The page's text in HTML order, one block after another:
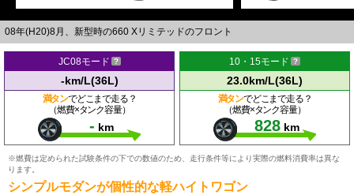
08年(H20)8月、新型時の660 Xリミテッドのフロント
JC08モード
-km/L(36L)
満タンでどこまで走る？
（燃費×タンク容量）
- km
10・15モード
23.0km/L(36L)
満タンでどこまで走る？
（燃費×タンク容量）
828 km
※燃費は定められた試験条件の下での数値のため、走行条件等により実際の燃料消費率は異な
ります。
シンプルモダンが個性的な軽ハイトワゴン